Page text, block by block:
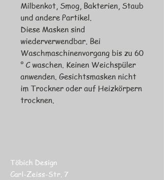
Milbenkot, Smog, Bakterien, Staub
und andere Partikel.
Diese Masken sind
wiederverwendbar. Bei
Waschmaschinenvorgang bis zu 60
° C waschen. Keinen Weichspüler
anwenden. Gesichtsmasken nicht
im Trockner oder auf Heizkörpern
trocknen.
Töbich Design
Carl-Zeiss-Str. 7